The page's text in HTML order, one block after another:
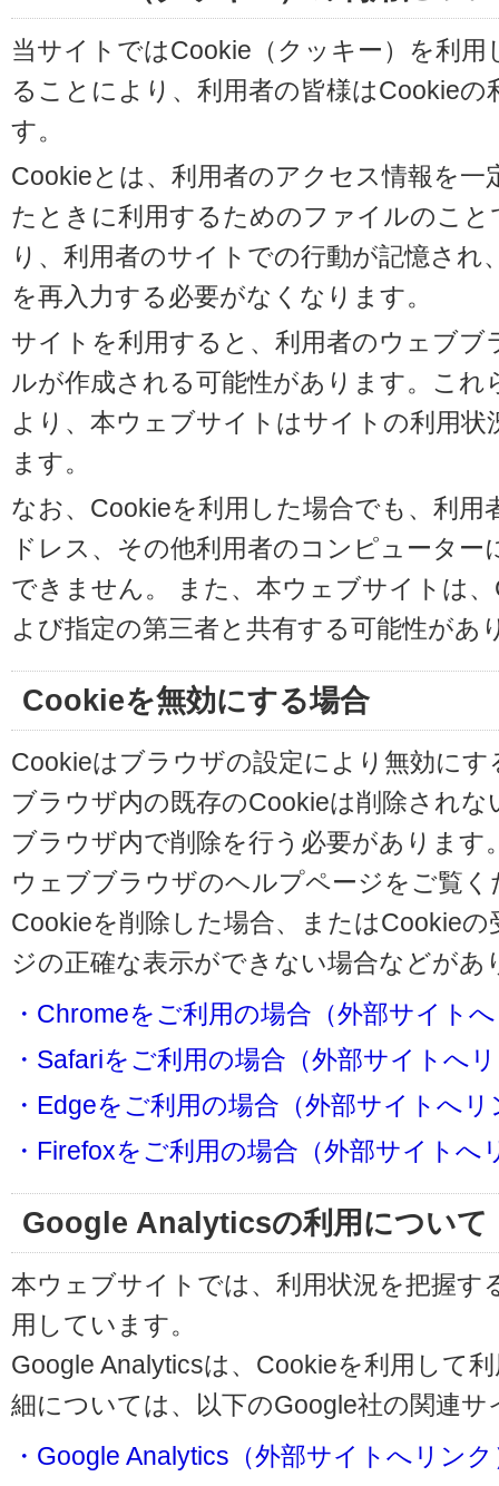
当サイトではCookie（クッキー）を利
ることにより、利用者の皆様はCookie
す。
Cookieとは、利用者のアクセス情報を
たときに利用するためのファイルのこ
り、利用者のサイトでの行動が記憶さ
を再入力する必要がなくなります。
サイトを利用すると、利用者のウェブ
ルが作成される可能性があります。こ
より、本ウェブサイトはサイトの利用
ます。
なお、Cookieを利用した場合でも、利用
ドレス、その他利用者のコンピュータ
できません。 また、本ウェブサイトは
よび指定の第三者と共有する可能性があ
Cookieを無効にする場合
Cookieはブラウザの設定により無効に
ブラウザ内の既存のCookieは削除され
ブラウザ内で削除を行う必要があります
ウェブブラウザのヘルプページをご覧く
Cookieを削除した場合、またはCookie
ジの正確な表示ができない場合などが
・Chromeをご利用の場合（外部サイト
・Safariをご利用の場合（外部サイトへ
・Edgeをご利用の場合（外部サイトへリ
・Firefoxをご利用の場合（外部サイトへ
Google Analyticsの利用について
本ウェブサイトでは、利用状況を把握す
用しています。
Google Analyticsは、Cookieを利用して
細については、以下のGoogle社の関連
・Google Analytics（外部サイトへリンク